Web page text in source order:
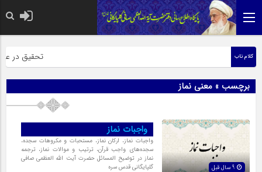
کلام ناب تحقیق در
برچسب » معنی نماز
واجبات نماز
واجبات نماز، ارکان نماز، مستحبات و مکروهات سجده،
سجده‌های واجب قرآن، ترتیب و موالات نماز، ترجمه
نماز در توضیح المسائل حضرت آیت الله العظمی صافی
گلپایگانی قدس سره